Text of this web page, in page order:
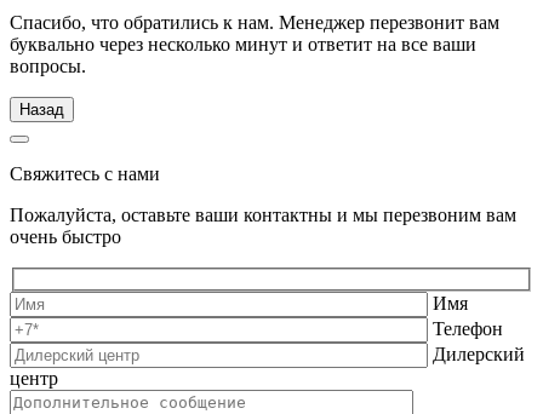
Спасибо, что обратились к нам. Менеджер перезвонит вам
буквально через несколько минут и ответит на все ваши
вопросы.
Назад
Свяжитесь с нами
Пожалуйста, оставьте ваши контактны и мы перезвоним вам
очень быстро
Имя
Телефон
Дилерский
центр